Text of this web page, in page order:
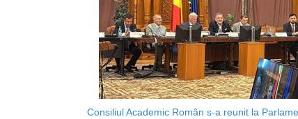
Consiliul Academic Român s-a reunit la